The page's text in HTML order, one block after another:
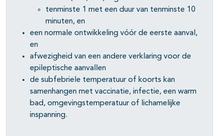
tenminste 1 met een duur van tenminste 10
minuten, en
een normale ontwikkeling vóór de eerste aanval,
en
afwezigheid van een andere verklaring voor de
epileptische aanvallen
de subfebriele temperatuur of koorts kan
samenhangen met vaccinatie, infectie, een warm
bad, omgevingstemperatuur of lichamelijke
inspanning.